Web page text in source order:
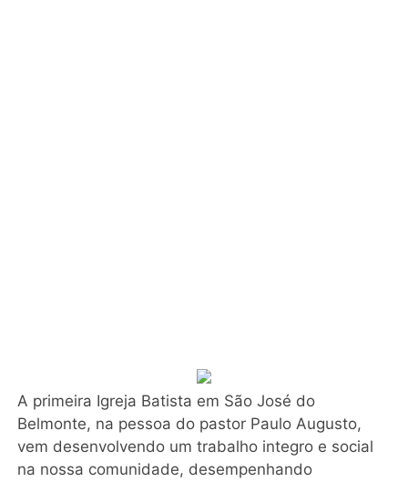
A primeira Igreja Batista em São José do
Belmonte, na pessoa do pastor Paulo Augusto,
vem desenvolvendo um trabalho integro e social
na nossa comunidade, desempenhando